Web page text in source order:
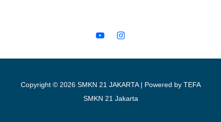
Copyright © 2026 SMKN 21 JAKARTA | Powered by TEFA
SMKN 21 Jakarta